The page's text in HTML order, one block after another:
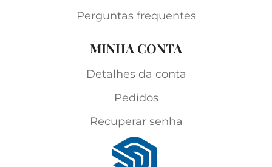
Perguntas frequentes
MINHA CONTA
Detalhes da conta
Pedidos
Recuperar senha